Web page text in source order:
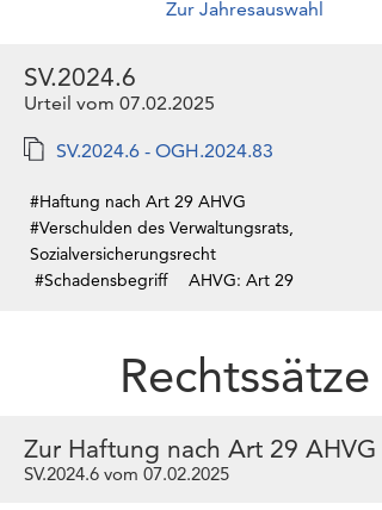
Zur Jahresauswahl
SV.2024.6
Urteil vom 07.02.2025
SV.2024.6 - OGH.2024.83
#Haftung nach Art 29 AHVG
#Verschulden des Verwaltungsrats,
Sozialversicherungsrecht
#Schadensbegriff
AHVG: Art 29
Rechtssätze
Zur Haftung nach Art 29 AHVG
SV.2024.6 vom 07.02.2025